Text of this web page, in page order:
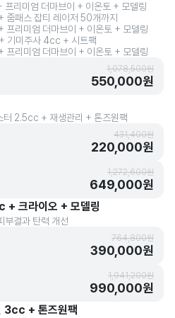
리미엄 더마브이 + 이온토 + 모델링
패스 잡티 레이저 50개까지
리미엄 더마브이 + 이온토 + 모델링
기미주사 4cc + 시트팩
리미엄 더마브이 + 이온토 + 모델링
1,078,500원
550,000원
터 2.5cc + 재생관리 + 톤즈원팩
431,400원
220,000원
1,272,600원
649,000원
+ 크라이오 + 모델링
부결과 탄력 개선
764,800원
390,000원
1,941,200원
990,000원
3cc + 톤즈원팩